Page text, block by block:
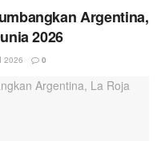
Argentina,
2026
2026 0